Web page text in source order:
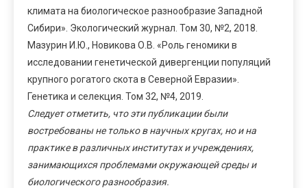
климата на биологическое разнообразие Западной
Сибири». Экологический журнал. Том 30, №2, 2018.
Мазурин И.Ю., Новикова О.В. «Роль геномики в
исследовании генетической дивергенции популяций
крупного рогатого скота в Северной Евразии».
Генетика и селекция. Том 32, №4, 2019.
Следует отметить, что эти публикации были
востребованы не только в научных кругах, но и на
практике в различных институтах и учреждениях,
занимающихся проблемами окружающей среды и
биологического разнообразия.